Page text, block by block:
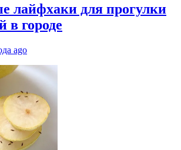
лайфхаки для прогулки
в городе
ago